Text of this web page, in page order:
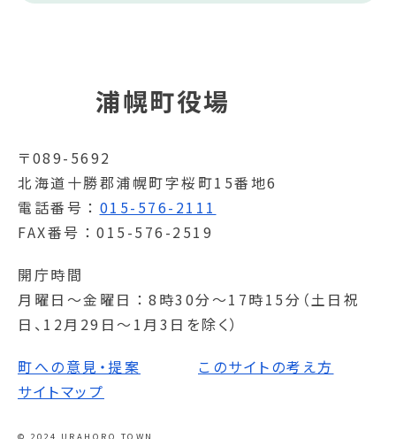
浦幌町役場
〒089-5692
北海道十勝郡浦幌町字桜町15番地6
電話番号
015-576-2111
FAX番号
015-576-2519
開庁時間
月曜日～金曜日
8時30分～17時15分（土日祝
日、12月29日～1月3日を除く）
町への意見・提案
このサイトの考え方
サイトマップ
© 2024 URAHORO TOWN